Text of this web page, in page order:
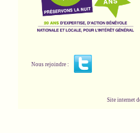
Nous rejoindre :
Site internet de l'Association